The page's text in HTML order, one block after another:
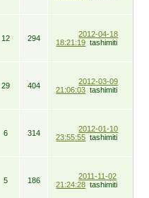
12
294
2012-04-18
18:21:19 tashimiti
29 404
2012-03-09
21:06:03 tashimiti
6 314
2012-01-10
23:55:55 tashimiti
5 186
2011-11-02
21:24:28 tashimiti